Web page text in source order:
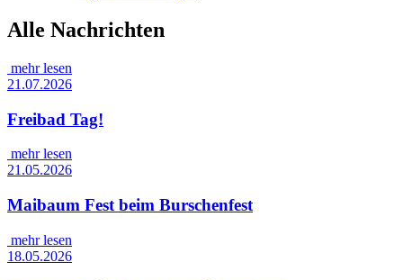
Alle Nachrichten
mehr lesen
21.07.2026
Freibad Tag!
mehr lesen
21.05.2026
Maibaum Fest beim Burschenfest
mehr lesen
18.05.2026